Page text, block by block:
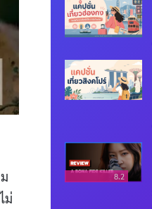
ม่
8.2